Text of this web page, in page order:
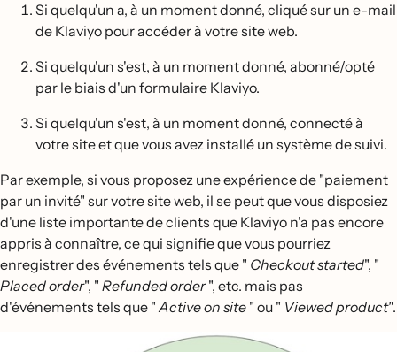
Si quelqu'un a, à un moment donné, cliqué sur un e-mail
de Klaviyo pour accéder à votre site web.
Si quelqu'un s'est, à un moment donné, abonné/opté
par le biais d'un formulaire Klaviyo.
Si quelqu'un s'est, à un moment donné, connecté à
votre site et que vous avez installé un système de suivi.
Par exemple, si vous proposez une expérience de "paiement
par un invité" sur votre site web, il se peut que vous disposiez
d'une liste importante de clients que Klaviyo n'a pas encore
appris à connaître, ce qui signifie que vous pourriez
enregistrer des événements tels que " Checkout started", "
Placed order", " Refunded order", etc. mais pas
d'événements tels que "Active on site " ou " Viewed product".